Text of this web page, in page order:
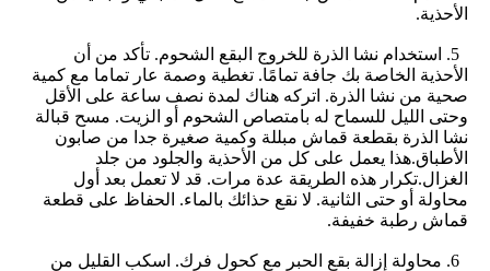
اﻷﺣﺬﻳﺔ.
5. استخدام نشا الذرة للخروج البقع الشحوم. تأكد من أن
الأحذية الخاصة بك جافة تمامًا. تغطية وصمة عار تماما مع كمية
صحية من نشا الذرة. اتركه هناك لمدة نصف ساعة على الأقل
وحتى الليل للسماح له بامتصاص الشحوم أو الزيت. مسح قبالة
نشا الذرة بقطعة قماش مبللة وكمية صغيرة جدا من صابون
الأطباق.هذا يعمل على كل من الأحذية والجلود من جلد
الغزال.تكرار هذه الطريقة عدة مرات. قد لا تعمل بعد أول
محاولة أو حتى الثانية. لا نقع حذائك بالماء. الحفاظ على قطعة
قماش رطبة خفيفة.
6. محاولة إزالة بقع الحبر مع كحول فرك. اسكب القليل من